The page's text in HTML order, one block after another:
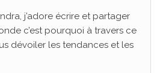
j’adore écrire et partager
c’est pourquoi à travers ce
dévoiler les tendances et les